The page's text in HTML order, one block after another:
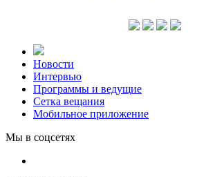
Новости
Интервью
Программы и ведущие
Сетка вещания
Мобильное приложение
Мы в соцсетях